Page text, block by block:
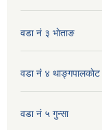
वडा नं ३ भाेताङ
वडा नं ४ थाङ्गपालकाेट
वडा नं ५ गुन्सा